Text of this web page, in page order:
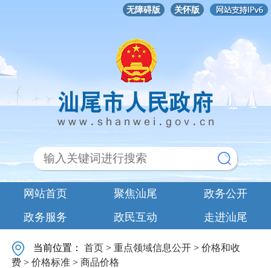
无障碍版 关怀版
网站首页 聚焦汕尾
政务公开
政务服务
政民互动 走进汕尾
当前位置：首页 >重点领域信息公开 >价格和收
费 >价格标准 >商品价格